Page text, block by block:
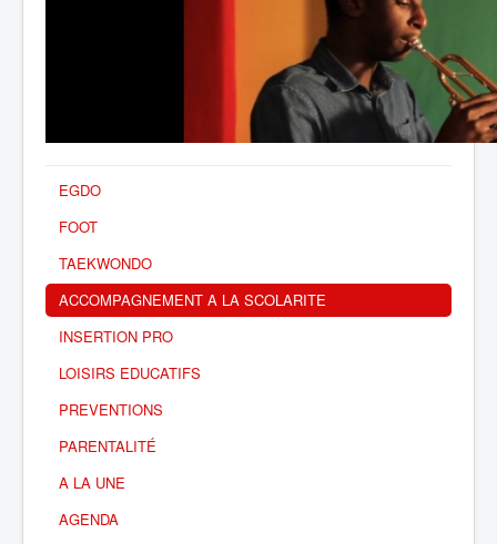
EGDO
FOOT
TAEKWONDO
ACCOMPAGNEMENT A LA SCOLARITE
INSERTION PRO
LOISIRS EDUCATIFS
PREVENTIONS
PARENTALITÉ
A LA UNE
AGENDA